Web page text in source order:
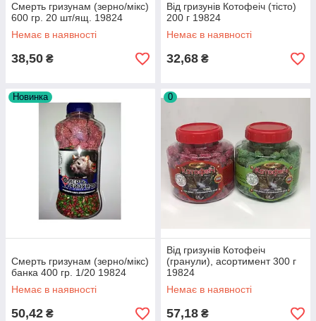
Смерть гризунам (зерно/мікс)
600 гр. 20 шт/ящ. 19824
Немає в наявності
38,50 ₴
Від гризунів Котофеіч (тісто)
200 г 19824
Немає в наявності
32,68 ₴
Новинка
Смерть гризунам (зерно/мікс)
банка 400 гр. 1/20 19824
Немає в наявності
50,42 ₴
0
Від гризунів Котофеіч
(гранули), асортимент 300 г
19824
Немає в наявності
57,18 ₴